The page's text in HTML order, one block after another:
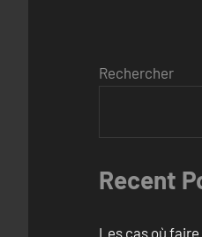
Rechercher
Recent
Les cas où